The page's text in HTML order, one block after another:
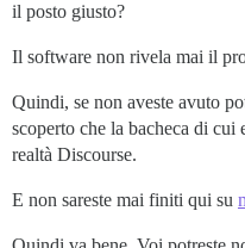
il posto giusto?
Il software non rivela mai il
Quindi, se non aveste avuto
scoperto che la bacheca di cui
realtà Discourse.
E non sareste mai finiti qui su